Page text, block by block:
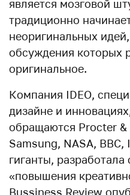
является мозговой
традиционно
неоригинальных
обсуждения которых
оригинальное.
Компания IDEO,
дизайне и
обращаются Procter &
Samsung, NASA,
гиганты,
«повышения
Bussiness Review